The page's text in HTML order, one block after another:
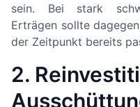
sein. Bei stark
Erträgen sollte
der Zeitpunkt bereits
2.